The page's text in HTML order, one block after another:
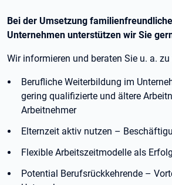
Bei der Umsetzung
Unternehmen unterstützen wir Sie
Wir informieren und beraten Sie u. a.
Berufliche Weiterbildung im
gering qualifizierte und ältere
Arbeitnehmer
Elternzeit aktiv nutzen –
Flexible Arbeitszeitmodelle als
Potential Berufsrückkehrende –